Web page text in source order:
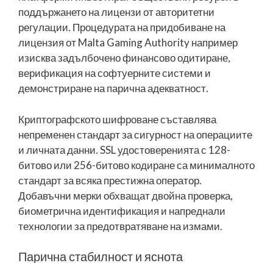
поддържането на лицензи от авторитетни
регулации. Процедурата на придобиване на
лицензия от Malta Gaming Authority например
изисква задълбочено финансово одитиране,
верификация на софтуерните системи и
демонстриране на парична адекватност.
Криптографското шифроване съставлява
непременен стандарт за сигурност на операциите
и личната данни. SSL удостоверенията с 128-
битово или 256-битово кодиране са минималното
стандарт за всяка престижна оператор.
Добавъчни мерки обхващат двойна проверка,
биометрична идентификация и напреднали
технологии за предотвратяване на измами.
Парична стабилност и яснота